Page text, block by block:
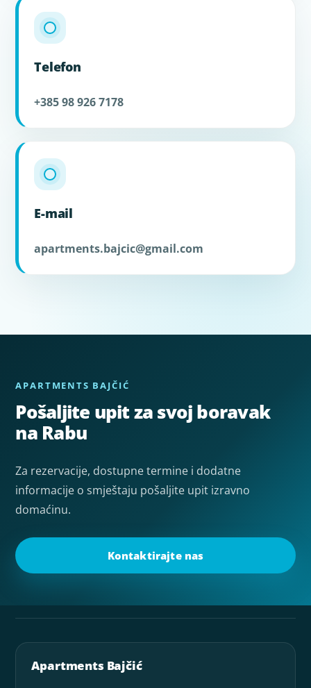
Telefon
+385 98 926 7178
E-mail
apartments.bajcic@gmail.com
APARTMENTS BAJČIĆ
Pošaljite upit za svoj boravak
na Rabu
Za rezervacije, dostupne termine i dodatne
informacije o smještaju pošaljite upit izravno
domaćinu.
Kontaktirajte nas
Apartments Bajčić